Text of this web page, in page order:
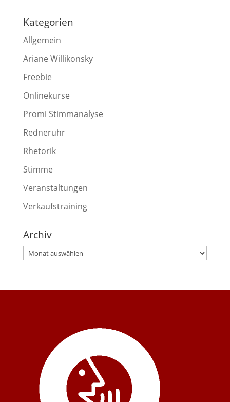
Kategorien
Allgemein
Ariane Willikonsky
Freebie
Onlinekurse
Promi Stimmanalyse
Redneruhr
Rhetorik
Stimme
Veranstaltungen
Verkaufstraining
Archiv
Archiv